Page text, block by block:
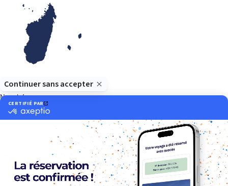
Océan Indien
Nos thématiques
Adult only